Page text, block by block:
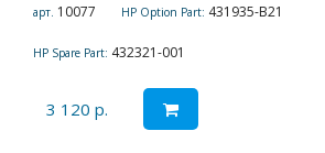
арт. 10077 HP Option Part: 431935-B21
HP Spare Part: 432321-001
3 120 р.